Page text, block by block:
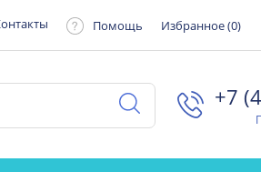
Помощь Избранное (0)
+7